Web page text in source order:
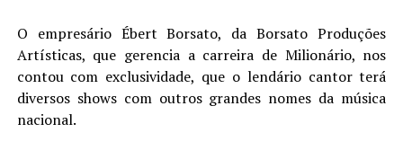
O empresário Ébert Borsato, da Borsato Produções
Artísticas, que gerencia a carreira de Milionário, nos
contou com exclusividade, que o lendário cantor terá
diversos shows com outros grandes nomes da música
nacional.